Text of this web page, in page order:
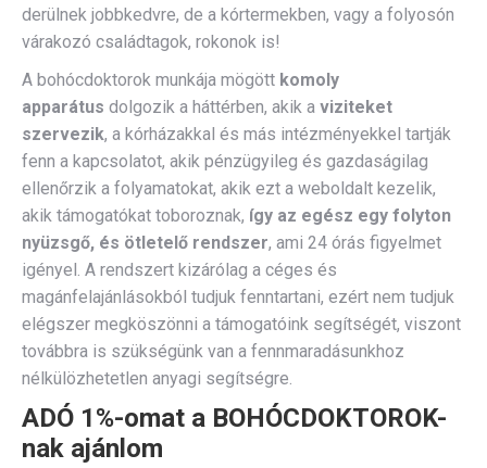
derülnek jobbkedvre, de a kórtermekben, vagy a folyosón
várakozó családtagok, rokonok is!
A bohócdoktorok munkája mögött komoly
apparátus dolgozik a háttérben, akik a viziteket
szervezik, a kórházakkal és más intézményekkel tartják
fenn a kapcsolatot, akik pénzügyileg és gazdaságilag
ellenőrzik a folyamatokat, akik ezt a weboldalt kezelik,
akik támogatókat toboroznak, így az egész egy folyton
nyüzsgő, és ötletelő rendszer, ami 24 órás figyelmet
igényel. A rendszert kizárólag a céges és
magánfelajánlásokból tudjuk fenntartani, ezért nem tudjuk
elégszer megköszönni a támogatóink segítségét, viszont
továbbra is szükségünk van a fennmaradásunkhoz
nélkülözhetetlen anyagi segítségre.
ADÓ 1%-omat a BOHÓCDOKTOROK-
nak ajánlom